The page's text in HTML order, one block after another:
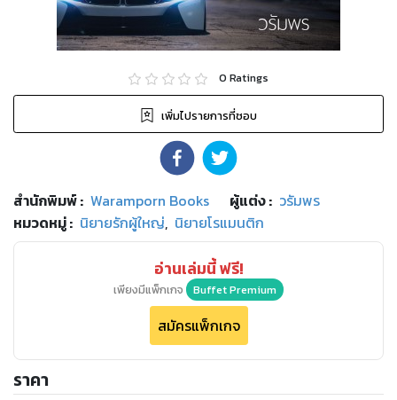
0 Ratings
เพิ่มไปรายการที่ชอบ
สำนักพิมพ์: Waramporn Books ผู้แต่ง : วรัมพร
หมวดหมู่: นิยายรักผู้ใหญ่, นิยายโรแมนติก
อ่านเล่มนี้ ฟรี!
เพียงมีแพ็กเกจ Buffet Premium
สมัครแพ็กเกจ
ราคา